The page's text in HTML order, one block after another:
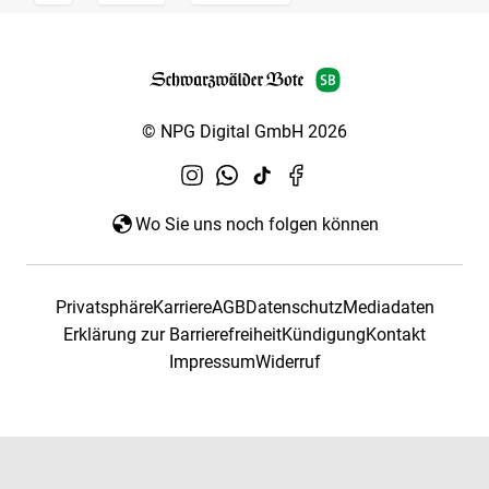
© NPG Digital GmbH 2026
Wo Sie uns noch folgen können
PrivatsphäreKarriereAGBDatenschutzMediadaten
Erklärung zur BarrierefreiheitKündigungKontakt
ImpressumWiderruf